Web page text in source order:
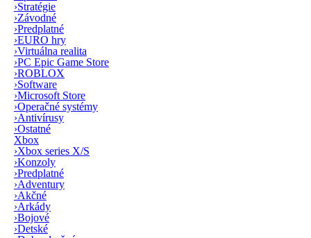
›Stratégie
›Závodné
›Predplatné
›EURO hry
›Virtuálna realita
›PC Epic Game Store
›ROBLOX
›Software
›Microsoft Store
›Operačné systémy
›Antivírusy
›Ostatné
Xbox
›Xbox series X/S
›Konzoly
›Predplatné
›Adventury
›Akčné
›Arkády
›Bojové
›Detské